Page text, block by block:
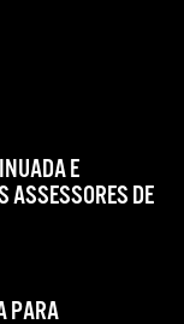
E
ASSESSORES DE
PARA